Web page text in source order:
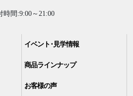
時間:9:00～21:00
イベント･見学情報
商品ラインナップ
お客様の声